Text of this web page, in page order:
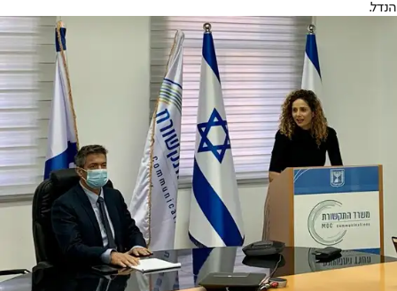
הנדל.